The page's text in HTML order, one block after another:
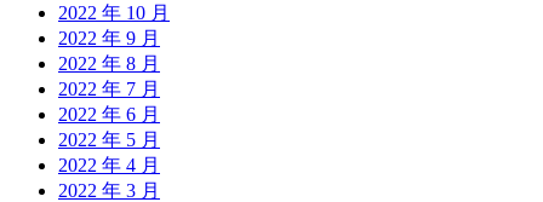
2022 年 10 月
2022 年 9 月
2022 年 8 月
2022 年 7 月
2022 年 6 月
2022 年 5 月
2022 年 4 月
2022 年 3 月